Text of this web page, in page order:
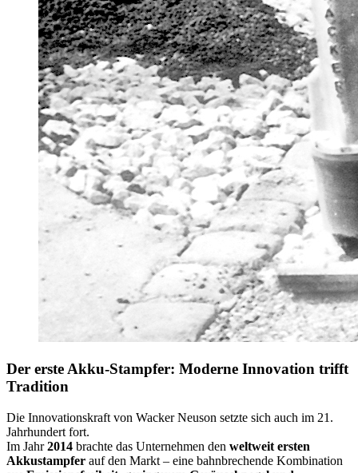
Der erste Akku-Stampfer: Moderne Innovation trifft
Tradition
Die Innovationskraft von Wacker Neuson setzte sich auch im 21.
Jahrhundert fort.
Im Jahr2014 brachte das Unternehmen den weltweit ersten
Akkustampfer auf den Markt – eine bahnbrechende Kombination